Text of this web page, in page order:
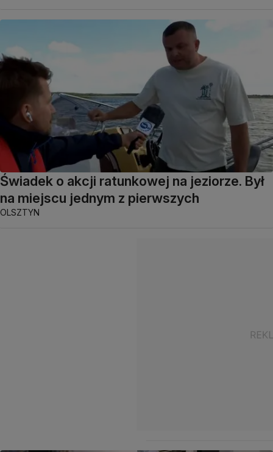
Świadek o akcji ratunkowej na jeziorze. Był
na miejscu jednym z pierwszych
OLSZTYN